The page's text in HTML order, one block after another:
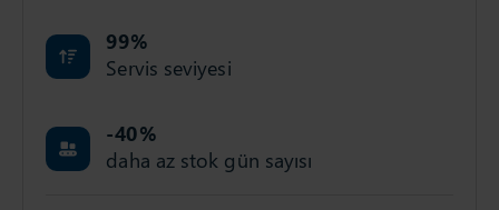
99%
Servis seviyesi
-40%
daha az stok gün sayısı